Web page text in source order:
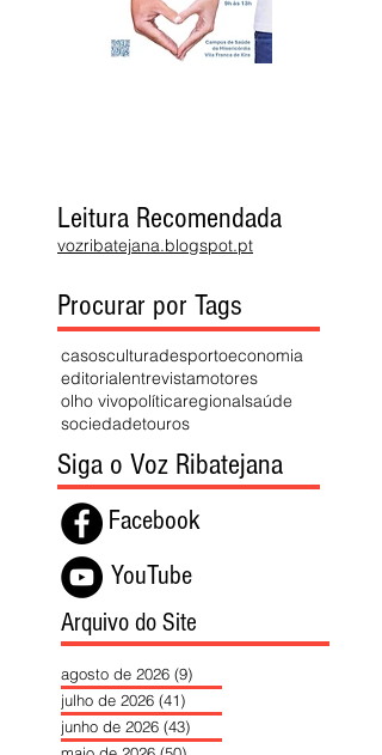
Leitura Recomendada
vozribatejana.blogspot.pt
Procurar por Tags
casosculturadesportoeconomia
editorialentrevistamotores
olho vivopolíticaregionalsaúde
sociedadetouros
Siga o Voz Ribatejana
Facebook
YouTube
Arquivo do Site
agosto de 2026 (9)
julho de 2026 (41)
junho de 2026 (43)